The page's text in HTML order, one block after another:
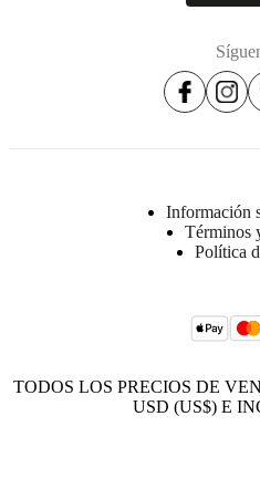
Información
Términos
Política
TODOS LOS PRECIOS DE
USD (US$) E